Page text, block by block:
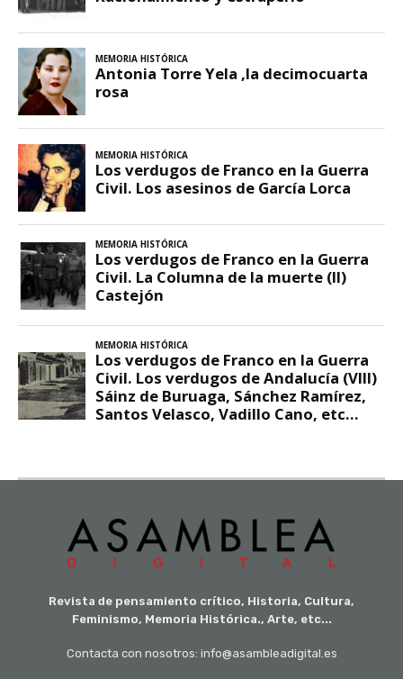
Revista de pensamiento crítico, Historia, Cultura,
Feminismo, Memoria Histórica., Arte, etc...
Contacta con nosotros: info@asambleadigital.es